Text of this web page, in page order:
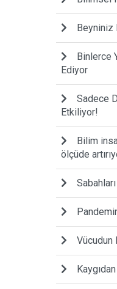
Beyniniz
Binlerce
Ediyor
Sadece
Etkiliyor!
Bilim
ölçüde
Vücudun